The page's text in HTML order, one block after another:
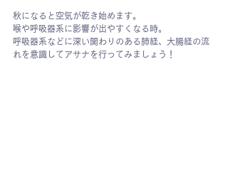
秋になると空気が乾き始めます。
喉や呼吸器系に影響が出やすくなる時。
呼吸器系などに深い関わりのある肺経、大腸経の流
れを意識してアサナを行ってみましょう！